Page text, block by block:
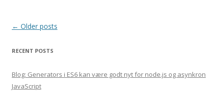
Post
← Older posts
RECENT POSTS
Blog: Generators i ES6 kan være godt nyt for node.js og asynkron
JavaScript